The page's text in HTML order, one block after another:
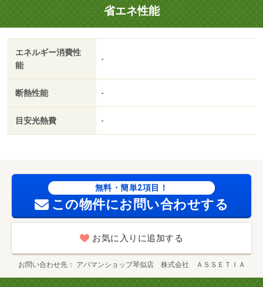
省エネ性能
エネルギー消費性
能
-
断熱性能 -
目安光熱費 -
無料・簡単2項目！
この物件にお問い合わせする
お気に入りに追加する
お問い合わせ先 アパマンショップ琴似店 株式会社 ＡＳＳＥＴＩＡ